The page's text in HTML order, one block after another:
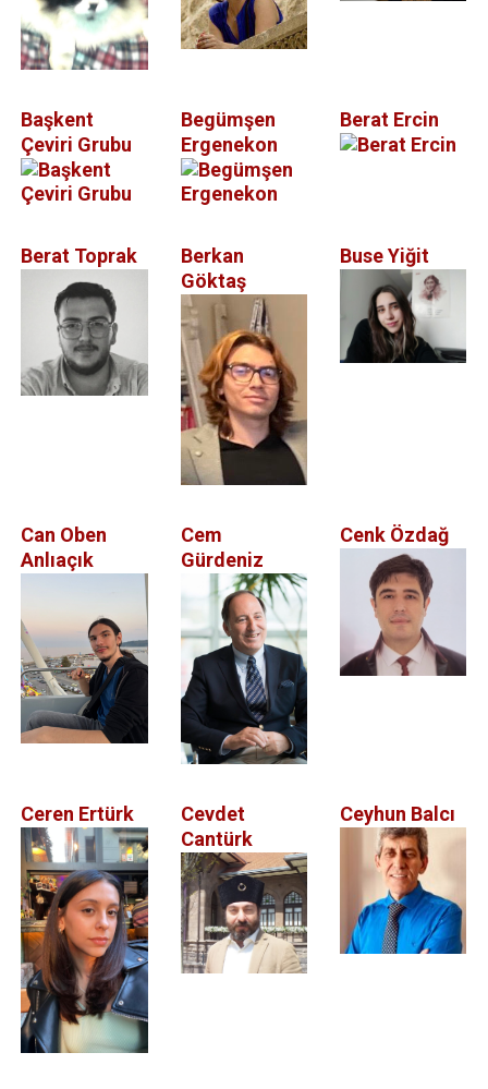
Başkent
Çeviri Grubu
Begümşen
Ergenekon
Berat Ercin
Berat Toprak
Berkan
Göktaş
Buse Yiğit
Can Oben
Anlıaçık
Cem
Gürdeniz
Cenk Özdağ
Ceren Ertürk
Cevdet
Cantürk
Ceyhun Balcı